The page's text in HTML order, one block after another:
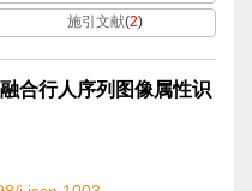
施引文献(2)
合行人序列图像属性识